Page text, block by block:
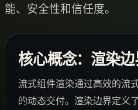
能、安全性和信任度。
核心概念：渲染
流式组件渲染通过高效的流
的动态交付。渲染边界定义